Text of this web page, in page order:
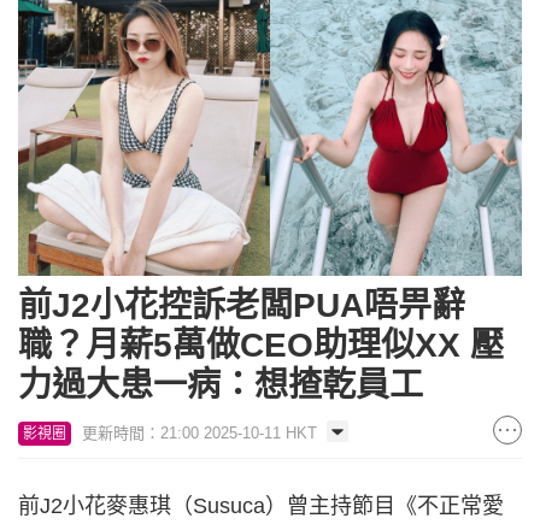
前J2小花控訴老闆PUA唔畀辭
職？月薪5萬做CEO助理似XX 壓
力過大患一病：想揸乾員工
影視圈 更新時間：21:00 2025-10-11 HKT
前J2小花麥惠琪（Susuca）曾主持節目《不正常愛